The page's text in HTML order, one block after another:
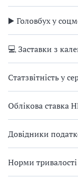
▶️ Головбух у
💻 Заставки з
Статзвітність у
Облікова ставка
Довідники
Норми